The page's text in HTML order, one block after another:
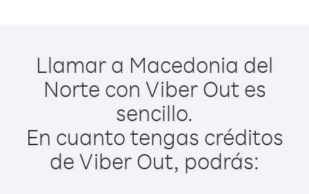
Llamar a Macedonia del
Norte con Viber Out es
sencillo.
En cuanto tengas créditos
de Viber Out, podrás: